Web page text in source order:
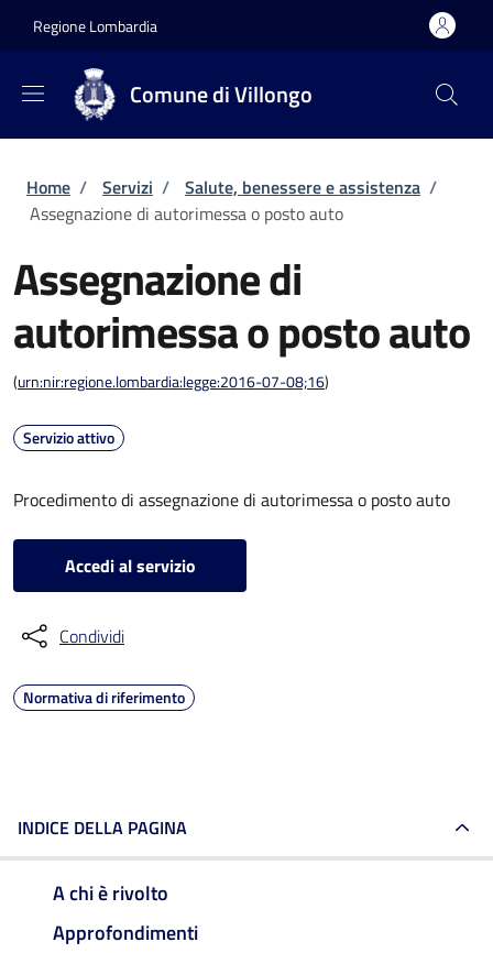
Regione Lombardia
Comune di Villongo
Briciole di pane
Home / Servizi / Salute, benessere e assistenza /
Assegnazione di autorimessa o posto auto
Assegnazione di
autorimessa o posto auto
(urn:nir:regione.lombardia:legge:2016-07-08;16)
Servizio attivo
Procedimento di assegnazione di autorimessa o posto auto
Accedi al servizio
Condividi
Normativa di riferimento
INDICE DELLA PAGINA
A chi è rivolto
Approfondimenti